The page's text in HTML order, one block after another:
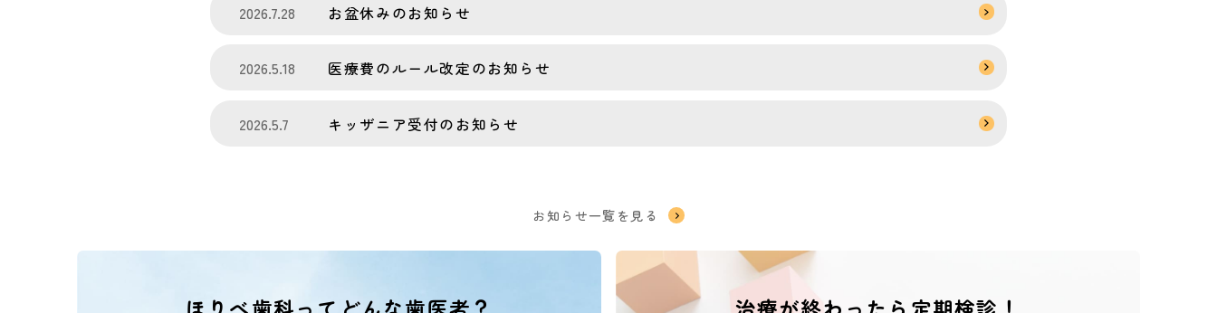
2026.7.28 お盆休みのお知らせ
2026.5.18 医療費のルール改定のお知らせ
2026.5.7 キッザニア受付のお知らせ
お知らせ一覧を見る